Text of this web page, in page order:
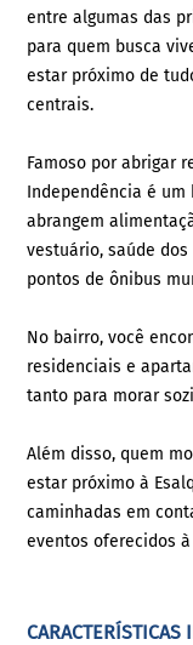
entre algumas das
para quem busca
estar próximo de
centrais.
Famoso por abrigar
Independência é
abrangem
vestuário, saúde
pontos de ônibus
No bairro, você
residenciais e
tanto para morar
Além disso, quem
estar próximo à
caminhadas em
eventos oferecidos
CARACTERÍSTICAS